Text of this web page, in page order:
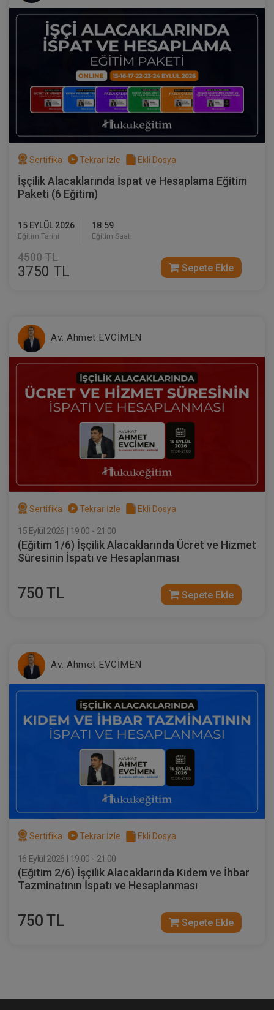
İcra Hukukunda İstihkak İddiası Video
Sepete Ekle
Atilla GÜNDOĞAN
300 TL Sepete Ekle
Atilla GÜNDOĞAN
Borçluya Rızaen Satış Yetkisi Verilmesi
Atilla GÜNDOĞAN
İİK Değişiklikleri ve Getirdiği Yenilikler
Video Eğitimi
300 TL
Sertifika Tekrar İzle Ekli Dosya
İşçilik Alacaklarında İspat ve Hesaplama Eğitim
Paketi (6 Eğitim)
15 EYLÜL 2026
Eğitim Tarihi
18:59
Eğitim Saati
4500 TL
3750 TL Sepete Ekle
Av. Ahmet EVCİMEN
Sertifika Tekrar İzle Ekli Dosya
15 Eylül 2026 | 19:00 - 21:00
(Eğitim 1/6) İşçilik Alacaklarında Ücret ve Hizmet
Süresinin İspatı ve Hesaplanması
750 TL Sepete Ekle
Av. Ahmet EVCİMEN
Sertifika Tekrar İzle Ekli Dosya
16 Eylül 2026 | 19:00 - 21:00
(Eğitim 2/6) İşçilik Alacaklarında Kıdem ve İhbar
Tazminatının İspatı ve Hesaplanması
750 TL Sepete Ekle